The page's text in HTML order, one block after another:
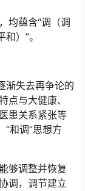
均蕴含“调（调
）”。
渐失去再争论的
点与大健康、
患关系紧张等
“和调”思想方
够调整并恢复
调，调节建立